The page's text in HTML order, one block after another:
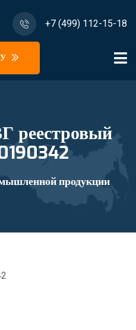
+7 (499) 112-15-18
реестровый
продукции